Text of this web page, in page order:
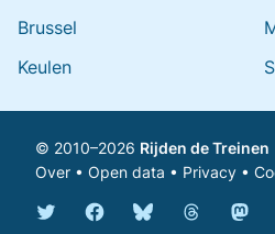
Brussel
Keulen
© 2010–2026 Rijden de Treinen
Over • Open data • Privacy •